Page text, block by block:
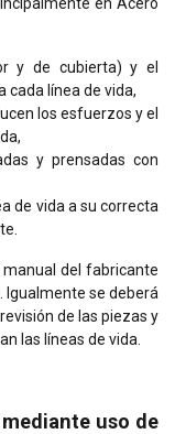
y de cubierta) y el
cada línea de vida,
los esfuerzos y el
y prensadas con
de vida a su correcta
del fabricante
Igualmente se deberá
de las piezas y
las líneas de vida.
uso de